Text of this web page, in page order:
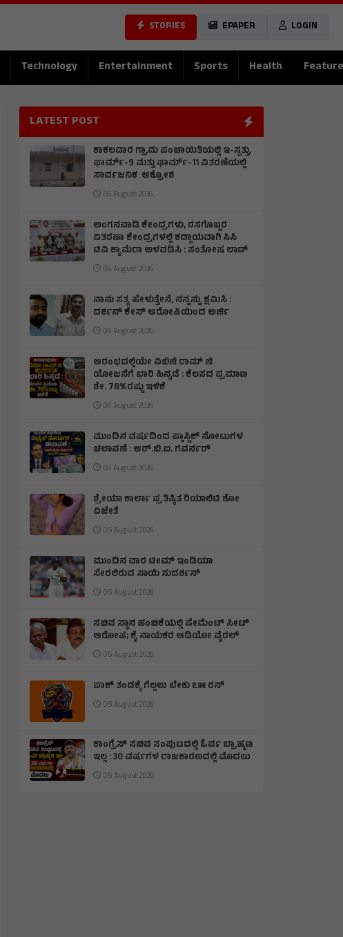
STORIES EPAPER LOGIN
Technology Entertainment Sports Health Feature
LATEST POST
ಕಾಕಲವಾರ ಗ್ರಾಮ ಪಂಚಾಯಿತಿಯಲ್ಲಿ ಇ-ಸ್ವತ್ತು,
ಫಾರ್ಮ್-9 ಮತ್ತು ಫಾರ್ಮ್-11 ವಿತರಣೆಯಲ್ಲಿ
ಸಾರ್ವಜನಿಕ ಆಕ್ರೋಶ
06 August 2026
ಅಂಗನವಾಡಿ ಕೇಂದ್ರಗಳು, ರಸಗೊಬ್ಬರ
ವಿತರಣಾ ಕೇಂದ್ರಗಳಲ್ಲಿ ಕಡ್ಡಾಯವಾಗಿ ಸಿಸಿ
ಟಿವಿ ಕ್ಯಾಮೆರಾ ಅಳವಡಿಸಿ : ಸಂತೋಷ ಲಾಡ್
06 August 2026
ನಾನು ಸತ್ಯ ಹೇಳುತ್ತೇನೆ, ನನ್ನನ್ನು ಕ್ಷಮಿಸಿ :
ದರ್ಶನ್ ಕೇಸ್ ಆರೋಪಿಯಿಂದ ಅರ್ಜಿ
06 August 2026
ಆರಂಭದಲ್ಲಿಯೇ ವಿಬಿಜಿ ರಾಮ್ ಜಿ
ಯೋಜನೆಗೆ ಭಾರಿ ಹಿನ್ನಡೆ : ಕೆಲಸದ ಪ್ರಮಾಣ
ಶೇ. 78%ರಷ್ಟು ಇಳಿಕೆ
06 August 2026
ಮುಂದಿನ ವರ್ಷದಿಂದ ಪ್ಲಾಸ್ಟಿಕ್ ನೋಟುಗಳ
ಚಲಾವಣೆ : ಆರ್‌.ಬಿ.ಐ. ಗವರ್ನರ್
06 August 2026
ಶ್ರೇಯಾ ಕಾರ್ಲಾ ಪ್ರತಿಷ್ಠಿತ ರಿಯಾಲಿಟಿ ಶೋ
ವಿಜೇತೆ
05 August 2026
ಮುಂದಿನ ವಾರ ಟೀಮ್ ಇಂಡಿಯಾ
ಸೇರಲಿರುವ ಸಾಯಿ ಸುದರ್ಶನ್
05 August 2026
ಸಚಿವ ಸ್ಥಾನ ಹಂಚಿಕೆಯಲ್ಲಿ ಪೇಮೆಂಟ್ ಸೀಟ್
ಆರೋಪ; ಕೈ ನಾಯಕರ ಆಡಿಯೋ ವೈರಲ್
05 August 2026
ಪಾಕ್ ತಂಡಕ್ಕೆ ಗೆಲ್ಲಲು ಬೇಕು ೭೫ ರನ್
05 August 2026
ಕಾಂಗ್ರೆಸ್ ಸಚಿವ ಸಂಪುಟದಲ್ಲಿ ಓರ್ವ ಬ್ರಾಹ್ಮಣ
ಇಲ್ಲ : 30 ವರ್ಷಗಳ ರಾಜಕಾರಣದಲ್ಲಿ ಮೊದಲು
05 August 2026